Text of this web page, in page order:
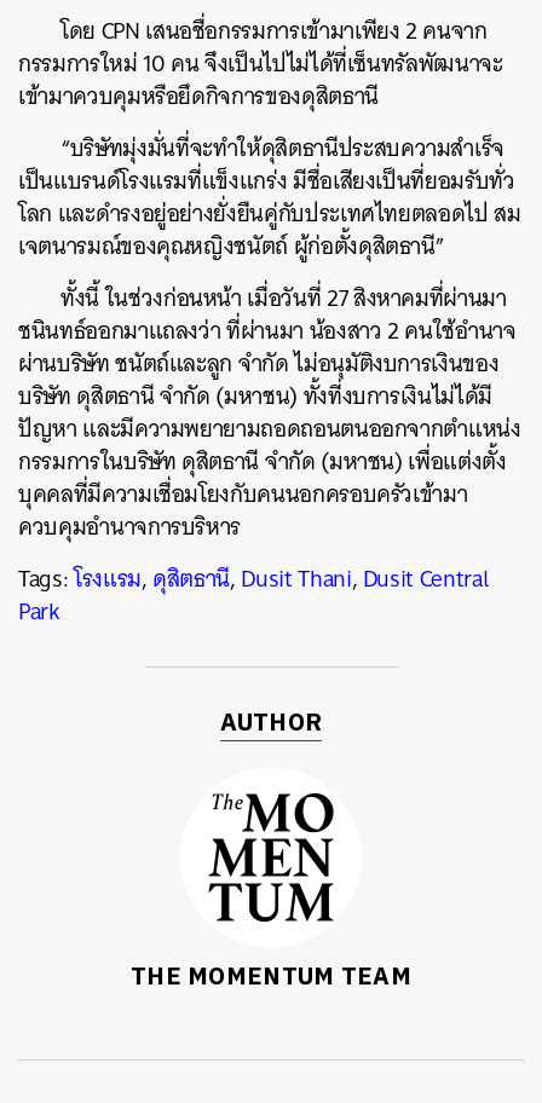
โดย CPN เสนอชื่อกรรมการเข้ามาเพียง 2 คนจาก
กรรมการใหม่ 10 คน จึงเป็นไปไม่ได้ที่เซ็นทรัลพัฒนาจะ
เข้ามาควบคุมหรือยึดกิจการของดุสิตธานี
“บริษัทมุ่งมั่นที่จะทำให้ดุสิตธานีประสบความสำเร็จ
เป็นแบรนด์โรงแรมที่แข็งแกร่ง มีชื่อเสียงเป็นที่ยอมรับทั่ว
โลก และดำรงอยู่อย่างยั่งยืนคู่กับประเทศไทยตลอดไป สม
เจตนารมณ์ของคุณหญิงชนัตถ์ ผู้ก่อตั้งดุสิตธานี”
ทั้งนี้ ในช่วงก่อนหน้า เมื่อวันที่ 27 สิงหาคมที่ผ่านมา
ชนินทธ์ออกมาแถลงว่า ที่ผ่านมา น้องสาว 2 คนใช้อำนาจ
ผ่านบริษัท ชนัตถ์และลูก จำกัด ไม่อนุมัติงบการเงินของ
บริษัท ดุสิตธานี จำกัด (มหาชน) ทั้งที่งบการเงินไม่ได้มี
ปัญหา และมีความพยายามถอดถอนตนออกจากตำแหน่ง
กรรมการในบริษัท ดุสิตธานี จำกัด (มหาชน) เพื่อแต่งตั้ง
บุคคลที่มีความเชื่อมโยงกับคนนอกครอบครัวเข้ามา
ควบคุมอำนาจการบริหาร
Tags:โรงแรม,ดุสิตธานี,Dusit Thani,Dusit Central
Park
AUTHOR
THE MOMENTUM TEAM
SHARE TWEET LINE EMAIL